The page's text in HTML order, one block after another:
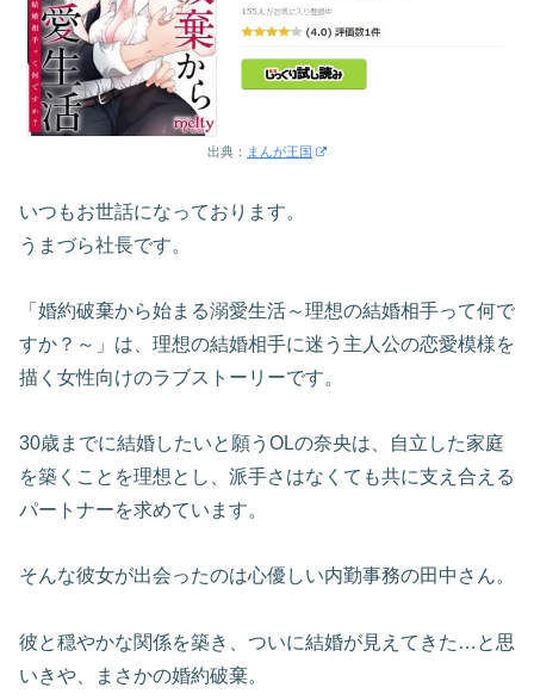
出典： まんが王国
いつもお世話になっております。
うまづら社長です。
「婚約破棄から始まる溺愛生活～理想の結婚相手って何で
すか？～」は、理想の結婚相手に迷う主人公の恋愛模様を
描く女性向けのラブストーリーです。
30歳までに結婚したいと願うOLの奈央は、自立した家庭
を築くことを理想とし、派手さはなくても共に支え合える
パートナーを求めています。
そんな彼女が出会ったのは心優しい内勤事務の田中さん。
彼と穏やかな関係を築き、ついに結婚が見えてきた…と思
いきや、まさかの婚約破棄。